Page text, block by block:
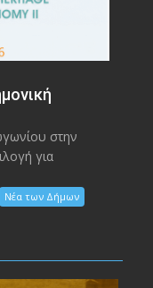
στην
για
Νέα των Δήμων